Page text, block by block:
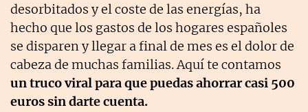
desorbitados y el coste de las energías, ha
hecho que los gastos de los hogares españoles
se disparen y llegar a final de mes es el dolor de
cabeza de muchas familias. Aquí te contamos
un truco viral para que puedas ahorrar casi 500
euros sin darte cuenta.